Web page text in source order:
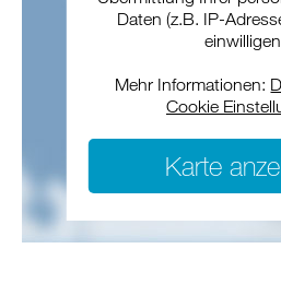
Daten (z.B. IP-
Mehr Informationen:
Cookie
Karte